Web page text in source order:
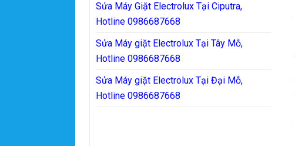
Sửa Máy Giặt Electrolux Tại Ciputra,
Hotline 0986687668
Sửa Máy giặt Electrolux Tại Tây Mỗ,
Hotline 0986687668
Sửa Máy giặt Electrolux Tại Đại Mỗ,
Hotline 0986687668